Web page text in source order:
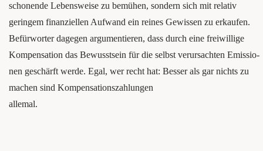
scho­nen­de Lebens­wei­se zu bemühen, son­dern sich mit rela­tiv
gerin­gem finan­zi­el­len Auf­wand ein rei­nes Gewis­sen zu erkau­fen.
Befürworter dage­gen argu­men­tie­ren, dass durch eine frei­wil­li­ge
Kom­pen­sa­ti­on das Bewusst­sein für die selbst ver­ur­sach­ten Emis­sio­
nen geschärft wer­de. Egal, wer recht hat: Bes­ser als gar nichts zu
machen sind Kompensationszahlungen
allemal.